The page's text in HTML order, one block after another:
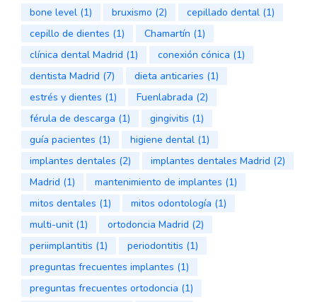
bone level (1) bruxismo (2) cepillado dental (1)
cepillo de dientes (1) Chamartín (1)
clínica dental Madrid (1) conexión cónica (1)
dentista Madrid (7) dieta anticaries (1)
estrés y dientes (1) Fuenlabrada (2)
férula de descarga (1) gingivitis (1)
guía pacientes (1) higiene dental (1)
implantes dentales (2) implantes dentales Madrid (2)
Madrid (1) mantenimiento de implantes (1)
mitos dentales (1) mitos odontología (1)
multi-unit(1) ortodoncia Madrid (2)
periimplantitis (1) periodontitis (1)
preguntas frecuentes implantes (1)
preguntas frecuentes ortodoncia (1)